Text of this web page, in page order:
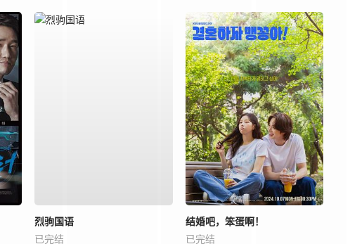
烈驹国语
已完结
结婚吧，笨蛋啊！
已完结